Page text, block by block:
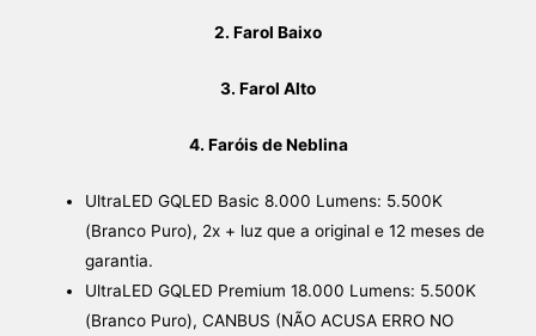
2. Farol Baixo
3. Farol Alto
4. Faróis de Neblina
UltraLED GQLED Basic 8.000 Lumens: 5.500K
(Branco Puro), 2x + luz que a original e 12 meses de
garantia.
UltraLED GQLED Premium 18.000 Lumens: 5.500K
(Branco Puro), CANBUS (NÃO ACUSA ERRO NO